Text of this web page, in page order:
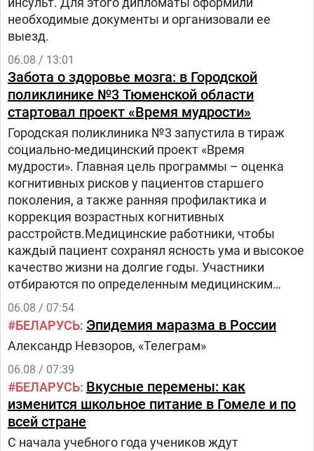
необходимые документы и организовали ее
выезд.
06.08 / 13:01
Забота о здоровье мозга: в Городской
поликлинике №3 Тюменской области
стартовал проект «Время мудрости»
Городская поликлиника №3 запустила в тираж
социально-медицинский проект «Время
мудрости». Главная цель программы – оценка
когнитивных рисков у пациентов старшего
поколения, а также ранняя профилактика и
коррекция возрастных когнитивных
расстройств.Медицинские работники, чтобы
каждый пациент сохранял ясность ума и высокое
качество жизни на долгие годы. Участники
отбираются по определенным медицинским
критериям из числа прикрепленного к
поликлинике населения.Путь в проекте состоит
из трех этапов:1.
06.08 / 07:54
БЕЛАРУСЬ Эпидемия маразма в России
Александр Невзоров, «Телеграм»
06.08 / 07:39
БЕЛАРУСЬ Вкусные перемены: как
изменится школьное питание в Гомеле и по
всей стране
С начала учебного года учеников ждут